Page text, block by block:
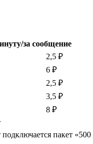
за сообщение
2,5 ₽
6 ₽
2,5 ₽
3,5 ₽
8 ₽
пакет